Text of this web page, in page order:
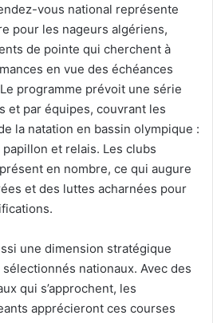
vous national représente
pour les nageurs algériens,
de pointe qui cherchent à
en vue des échéances
programme prévoit une série
et par équipes, couvrant les
la natation en bassin olympique :
et relais. Les clubs
en nombre, ce qui augure
et des luttes acharnées pour
une dimension stratégique
nationaux. Avec des
qui s’approchent, les
apprécieront ces courses